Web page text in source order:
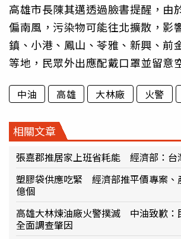
高雄市長陳其邁透過臉書提醒，由
偏南風，污染物可能往北擴散，影
鎮、小港、鳳山、苓雅、新興、前
等地，民眾外出應配戴口罩並留意
中油 高雄 大林廠 火警
相關文章
張嘉郡推居家上班省耗能 經濟部：台
塑膠袋供應吃緊 經濟部推平價專案、
億個
高雄大林煉油廠火警撲滅 中油致歉：
全面調查肇因